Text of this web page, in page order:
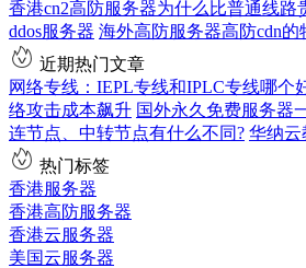
香港cn2高防服务器为什么比普通线路
ddos服务器 海外高防服务器高防cdn的
近期热门文章
网络专线：IEPL专线和IPLC专线哪个
络攻击成本飙升 国外永久免费服务器
连节点、中转节点有什么不同? 华纳云
热门标签
香港服务器
香港高防服务器
香港云服务器
美国云服务器